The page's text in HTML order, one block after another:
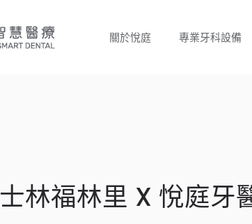
關於悅庭 專業牙科設備
士林福林里 X 悅庭